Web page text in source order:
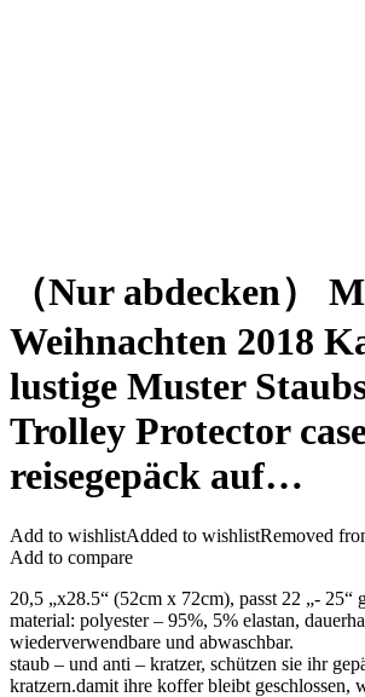
（Nur abdecken）
Weihnachten 2018
lustige Muster
Trolley Protector
reisegepäck auf…
Add to wishlistAdded to wishlistRemoved
Add to compare
20,5 „x28.5“ (52cm x 72cm), passt 22 „- 25“
material: polyester – 95%, 5% elastan,
wiederverwendbare und abwaschbar.
staub – und anti – kratzer, schützen sie ihr
kratzern.damit ihre koffer bleibt geschlossen,